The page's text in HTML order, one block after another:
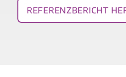
Referenzbericht